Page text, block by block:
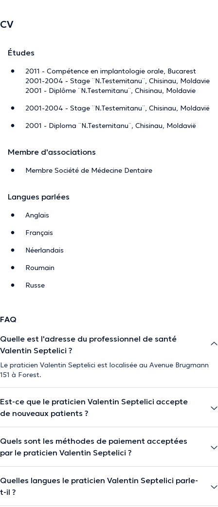
CV
Études
2011 - Compétence en implantologie orale, Bucarest
2001-2004 - Stage ¨N.Testemitanu¨, Chisinau, Moldavie
2001 - Diplôme ¨N.Testemitanu¨, Chisinau, Moldavie
2001-2004 - Stage ¨N.Testemitanu¨, Chisinau, Moldavië
2001 - Diploma ¨N.Testemitanu¨, Chisinau, Moldavië
Membre d'associations
Membre Société de Médecine Dentaire
Langues parlées
Anglais
Français
Néerlandais
Roumain
Russe
FAQ
Quelle est l'adresse du professionnel de santé
Valentin Septelici ?
Le praticien Valentin Septelici est localisée au Avenue Brugmann
151 à Forest.
Est-ce que le praticien Valentin Septelici accepte
de nouveaux patients ?
Quels sont les méthodes de paiement acceptées
par le praticien Valentin Septelici ?
Quelles langues le praticien Valentin Septelici parle-
t-il ?